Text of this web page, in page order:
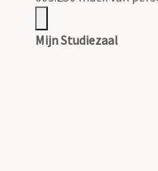
Mijn Studiezaal